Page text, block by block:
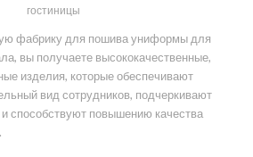
гостиницы
фабрику для пошива униформы для
вы получаете высококачественные,
изделия, которые обеспечивают
вид сотрудников, подчеркивают
способствуют повышению качества